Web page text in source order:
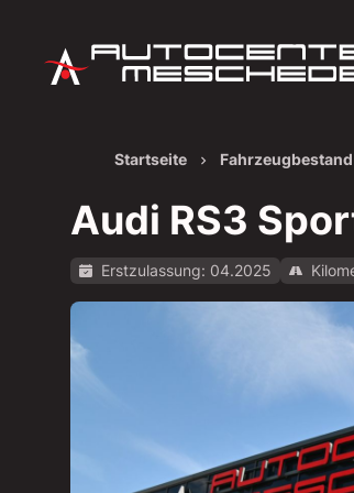
Startseite Fahrzeugbestand
Audi RS3
Erstzulassung: 04.2025
Alle Bilder anzeigen: https://